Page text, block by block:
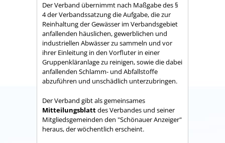
Der Verband übernimmt nach Maßgabe des §
4 der Verbandssatzung die Aufgabe, die zur
Reinhaltung der Gewässer im Verbandsgebiet
anfallenden häuslichen, gewerblichen und
industriellen Abwässer zu sammeln und vor
ihrer Einleitung in den Vorfluter in einer
Gruppenkläranlage zu reinigen, sowie die dabei
anfallenden Schlamm- und Abfallstoffe
abzuführen und unschädlich unterzubringen.
Der Verband gibt als gemeinsames
Mitteilungsblattdes Verbandes und seiner
Mitgliedsgemeinden den "Schönauer Anzeiger"
heraus, der wöchentlich erscheint.